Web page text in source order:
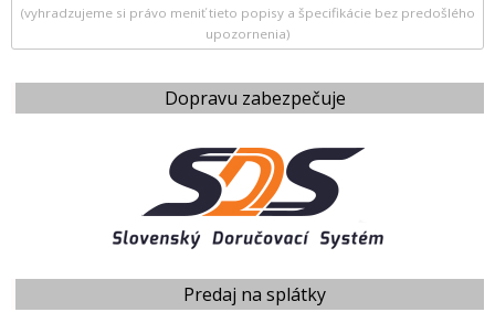
Dopravu zabezpečuje
Predaj na splátky
(vyhradzujeme si právo meniť tieto popisy a špecifikácie bez predošlého
upozornenia)